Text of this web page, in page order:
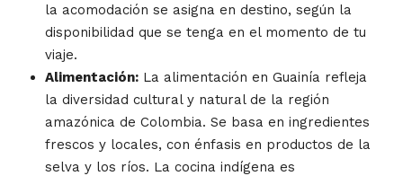
la acomodación se asigna en destino, según la
disponibilidad que se tenga en el momento de tu
viaje.
Alimentación: La alimentación en Guainía refleja
la diversidad cultural y natural de la región
amazónica de Colombia. Se basa en ingredientes
frescos y locales, con énfasis en productos de la
selva y los ríos. La cocina indígena es